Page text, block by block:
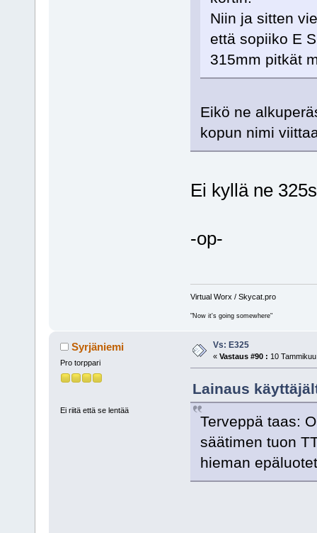
Niin ja sitten
että sopiiko E
315mm pitkät
Eikö ne
kopun nimi
Ei kyllä ne
-op-
Virtual Worx / Skycat.pro
"Now it's going somewhere"
Syrjäniemi
Pro torppari
Ei riitä että se lentää
Vs: E325
« Vastaus #90 : 10
Lainaus
Terveppä taas:
säätimen tuon
hieman